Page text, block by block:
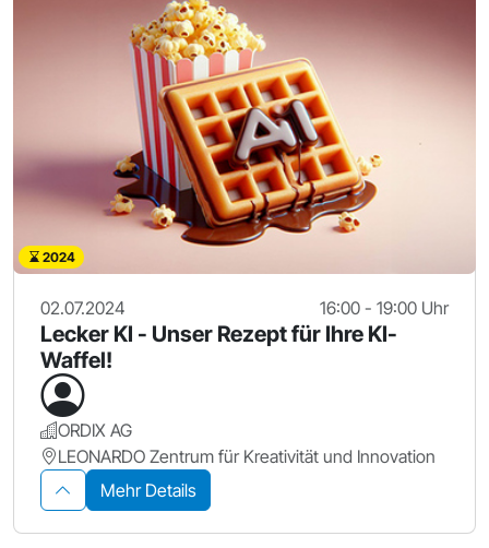
2024
02.07.2024 16:00 - 19:00 Uhr
Lecker KI - Unser Rezept für Ihre KI-
Waffel!
ORDIX AG
LEONARDO Zentrum für Kreativität und Innovation
Mehr Details